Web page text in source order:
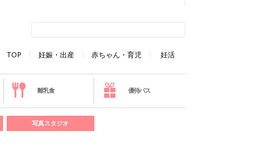
TOP 妊娠・出産 赤ちゃん・育児 妊活
離乳食 優待パス
写真スタジオ